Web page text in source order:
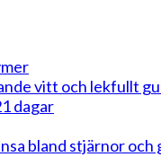
vitt och lekfullt
dagar
bland stjärnor och